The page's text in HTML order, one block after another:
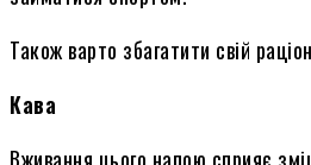
Також варто збагатити свій
Кава